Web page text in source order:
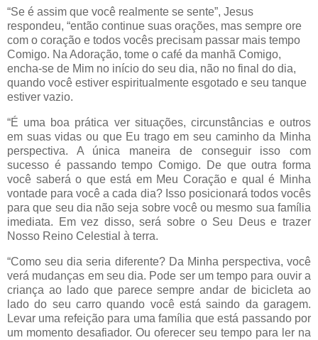
“Se é assim que você realmente se sente”, Jesus
respondeu, “então continue suas orações, mas sempre ore
com o coração e todos vocês precisam passar mais tempo
Comigo. Na Adoração, tome o café da manhã Comigo,
encha-se de Mim no início do seu dia, não no final do dia,
quando você estiver espiritualmente esgotado e seu tanque
estiver vazio.
“É uma boa prática ver situações, circunstâncias e outros
em suas vidas ou que Eu trago em seu caminho da Minha
perspectiva. A única maneira de conseguir isso com
sucesso é passando tempo Comigo. De que outra forma
você saberá o que está em Meu Coração e qual é Minha
vontade para você a cada dia? Isso posicionará todos vocês
para que seu dia não seja sobre você ou mesmo sua família
imediata. Em vez disso, será sobre o Seu Deus e trazer
Nosso Reino Celestial à terra.
“Como seu dia seria diferente? Da Minha perspectiva, você
verá mudanças em seu dia. Pode ser um tempo para ouvir a
criança ao lado que parece sempre andar de bicicleta ao
lado do seu carro quando você está saindo da garagem.
Levar uma refeição para uma família que está passando por
um momento desafiador. Ou oferecer seu tempo para ler na